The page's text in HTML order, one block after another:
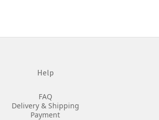
Help
FAQ
Delivery & Shipping
Payment